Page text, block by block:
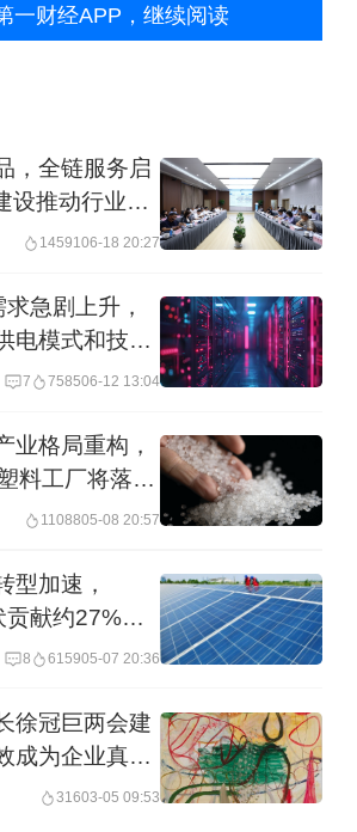
消费有顾虑等市场问题以
解决这些障碍需要来自多
场”
协会发布的《2024中国城
排放研究报告》显示，
建造能耗和建筑运行能耗
业合计能耗占比高达
，建筑业的碳排放占到全
相当庞大，但对比过去已
两年前上述机构发布的年
建筑业占全国能耗和碳排
是45.5%和50.9%。而在近
展研究院举行的“建筑零碳
一财经APP，继续阅读
，全链服务启
设推动行业高
1459106-18 20:27
急剧上升，
电模式和技术
7 758506-12 13:04
业格局重构，
料工厂将落地
1108805-08 20:57
型加速，
献约27%需
8 615905-07 20:36
徐冠巨两会建
成为企业真实
31603-05 09:53